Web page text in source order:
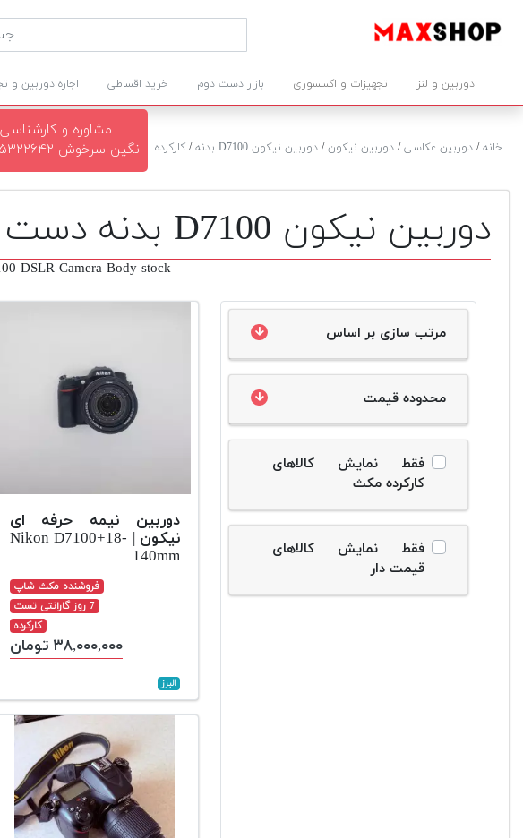
دوربین و لنز تجهیزات و اکسسوری بازار دست دوم خرید اقساطی اجاره دوربین و
خانه/ دوربین عکاسی/ دوربین نیکون/ دوربین نیکون D7100 بدنه / کارکرده
مشاوره و کارشناسی
نگین سرخوش ۰۹۰۲۵۳۲۲۶۴۲
دوربین نیکون D7100 بدنه دست دوم
DSLR Camera Body stock
مرتب سازی بر اساس
محدوده قیمت
فقط نمایش کالاهای
کارکرده مکث
فقط نمایش کالاهای
قیمت دار
دوربین نیمه حرفه ای
نیکون | Nikon D7100+18-
140mm
فروشنده مکث شاپ
7 روز گارانتی تست
کارکرده
۳۸,۰۰۰,۰۰۰ تومان
البرز